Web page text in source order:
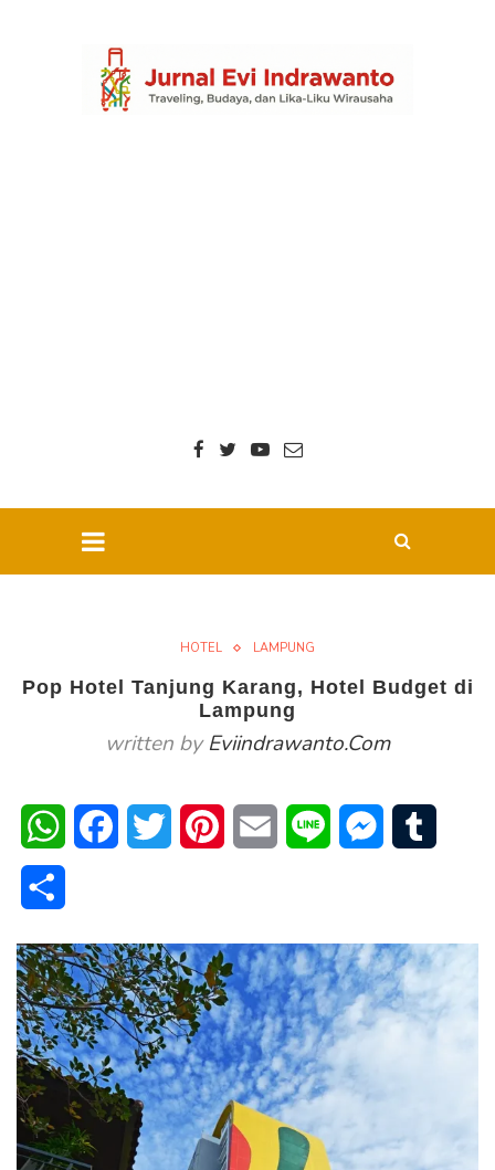
HOTEL LAMPUNG
Pop Hotel Tanjung Karang, Hotel Budget di
Lampung
written byEviindrawanto.com
WhatsAppFacebookTwitter PinterestEmail Line Messenger